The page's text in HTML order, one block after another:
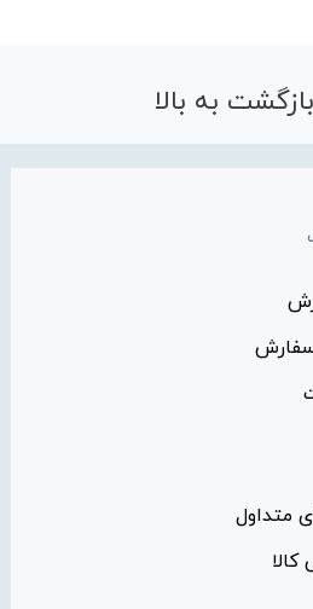
بازگشت به بالا
سفارش
متداول
کالا